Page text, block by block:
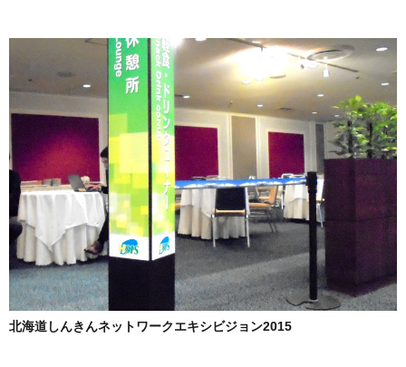
北海道しんきんネットワークエキシビジョン2015